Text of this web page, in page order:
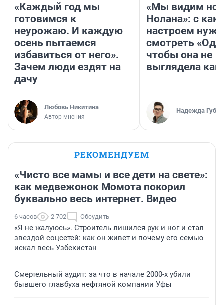
«Каждый год мы
готовимся к
неурожаю. И каждую
осень пытаемся
избавиться от него».
Зачем люди ездят на
дачу
Любовь Никитина
Автор мнения
«Мы видим
Нолана»: с
настроем
смотреть
чтобы она не
выглядела как
Надежда
РЕКОМЕНДУЕМ
«Чисто все мамы и все дети на свете»:
как медвежонок Момота покорил
буквально весь интернет. Видео
6 часов 2 702 Обсудить
«Я не жалуюсь». Строитель лишился рук и ног и стал
звездой соцсетей: как он живет и почему его семью
искал весь Узбекистан
Смертельный аудит: за что в начале 2000-х убили
бывшего главбуха нефтяной компании Уфы